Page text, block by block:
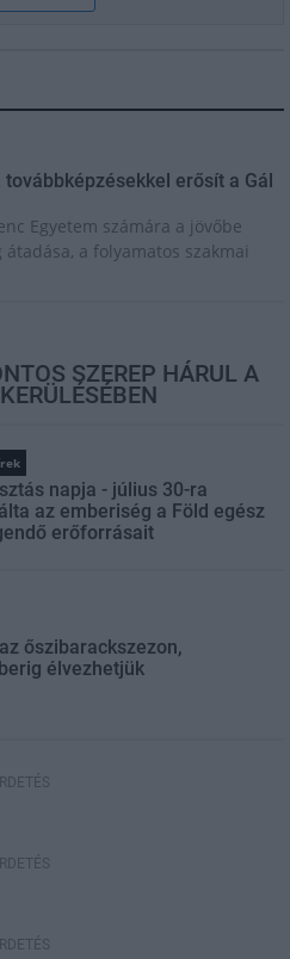
erősít a Gál
Egyetem számára a jövőbe
a folyamatos szakmai
SZEREP HÁRUL A
napja - július 30-ra
az emberiség a Föld egész
erőforrásait
őszibarackszezon,
élvezhetjük